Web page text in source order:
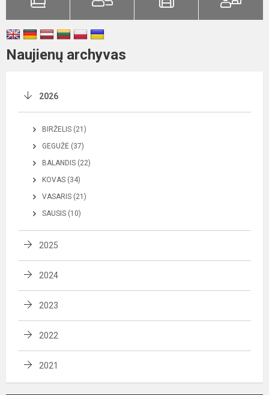
Naujienų archyvas
2026
BIRŽELIS (21)
GEGUŽĖ (37)
BALANDIS (22)
KOVAS (34)
VASARIS (21)
SAUSIS (10)
2025
2024
2023
2022
2021